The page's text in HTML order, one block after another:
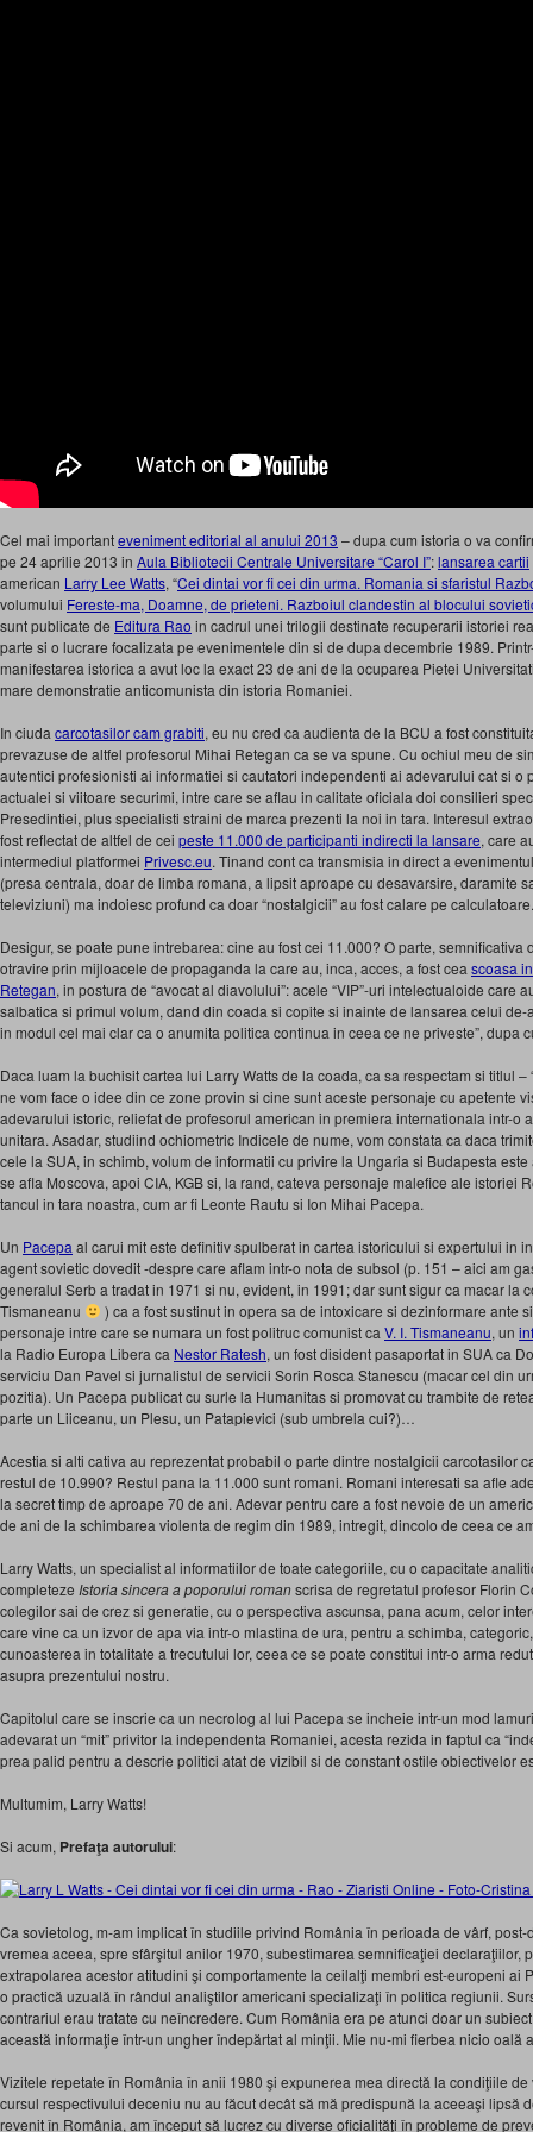
Cel mai importanteveniment editorial al anului 2013 – dupa cum istoria o va
pe 24 aprilie 2013 in Aula Bibliotecii Centrale Universitare “Carol I”:lansarea cartii
american Larry Lee Watts, “Cei dintai vor fi cei din urma. Romania si sfaristul
volumului Fereste-ma, Doamne, de prieteni. Razboiul clandestin al blocului
sunt publicate de Editura Rao in cadrul unei trilogii destinate recuperarii istoriei
parte si o lucrare focalizata pe evenimentele din si de dupa decembrie 1989.
manifestarea istorica a avut loc la exact 23 de ani de la ocuparea Pietei
mare demonstratie anticomunista din istoria Romaniei.
In ciuda carcotasilor cam grabiti, eu nu cred ca audienta de la BCU a fost
prevazuse de altfel profesorul Mihai Retegan ca se va spune. Cu ochiul meu de
autentici profesionisti ai informatiei si cautatori independenti ai adevarului cat si o
actualei si viitoare securimi, intre care se aflau in calitate oficiala doi consilieri
Presedintiei, plus specialisti straini de marca prezenti la noi in tara. Interesul
fost reflectat de altfel de cei peste 11.000 de participanti indirecti la lansare, care
intermediul platformei Privesc.eu. Tinand cont ca transmisia in direct a
(presa centrala, doar de limba romana, a lipsit aproape cu desavarsire, daramite
televiziuni) ma indoiesc profund ca doar “nostalgicii” au fost calare pe calculatoare.
Desigur, se poate pune intrebarea: cine au fost cei 11.000? O parte, semnificativa
otravire prin mijloacele de propaganda la care au, inca, acces, a fost cea scoasa
Retegan, in postura de “avocat al diavolului”: acele “VIP”-uri intelectualoide care
salbatica si primul volum, dand din coada si copite si inainte de lansarea celui de-
in modul cel mai clar ca o anumita politica continua in ceea ce ne priveste”, dupa
Daca luam la buchisit cartea lui Larry Watts de la coada, ca sa respectam si titlul –
ne vom face o idee din ce zone provin si cine sunt aceste personaje cu apetente
adevarului istoric, reliefat de profesorul american in premiera internationala intr-o
unitara. Asadar, studiind ochiometric Indicele de nume, vom constata ca daca
cele la SUA, in schimb, volum de informatii cu privire la Ungaria si Budapesta
se afla Moscova, apoi CIA, KGB si, la rand, cateva personaje malefice ale istoriei
tancul in tara noastra, cum ar fi Leonte Rautu si Ion Mihai Pacepa.
Un Pacepa al carui mit este definitiv spulberat in cartea istoricului si expertului in
agent sovietic dovedit -despre care aflam intr-o nota de subsol (p. 151 – aici am
generalul Serb a tradat in 1971 si nu, evident, in 1991; dar sunt sigur ca macar la
Tismaneanu
) ca a fost sustinut in opera sa de intoxicare si dezinformare ante
personaje intre care se numara un fost politruc comunist ca V. I. Tismaneanu, un
la Radio Europa Libera ca Nestor Ratesh, un fost disident pasaportat in SUA ca
serviciu Dan Pavel si jurnalistul de servicii Sorin Rosca Stanescu (macar cel din
pozitia). Un Pacepa publicat cu surle la Humanitas si promovat cu trambite de
parte un Liiceanu, un Plesu, un Patapievici (sub umbrela cui?)…
Acestia si alti cativa au reprezentat probabil o parte dintre nostalgicii carcotasilor
restul de 10.990? Restul pana la 11.000 sunt romani. Romani interesati sa afle
la secret timp de aproape 70 de ani. Adevar pentru care a fost nevoie de un
de ani de la schimbarea violenta de regim din 1989, intregit, dincolo de ceea ce
Larry Watts, un specialist al informatiilor de toate categoriile, cu o capacitate
completeze Istoria sincera a poporului romanscrisa de regretatul profesor Florin
colegilor sai de crez si generatie, cu o perspectiva ascunsa, pana acum, celor
care vine ca un izvor de apa via intr-o mlastina de ura, pentru a schimba,
cunoasterea in totalitate a trecutului lor, ceea ce se poate constitui intr-o arma
asupra prezentului nostru.
Capitolul care se inscrie ca un necrolog al lui Pacepa se incheie intr-un mod
adevarat un “mit” privitor la independenta Romaniei, acesta rezida in faptul ca
prea palid pentru a descrie politici atat de vizibil si de constant ostile obiectivelor
Multumim, Larry Watts!
Si acum, Prefaţa autorului:
Ca sovietolog, m-am implicat în studiile privind România în perioada de vârf,
vremea aceea, spre sfârşitul anilor 1970, subestimarea semnificaţiei declaraţiilor,
extrapolarea acestor atitudini şi comportamente la ceilalţi membri est-europeni ai
o practică uzuală în rândul analiştilor americani specializaţi în politica regiunii.
contrariul erau tratate cu neîncredere. Cum România era pe atunci doar un
această informaţie într-un ungher îndepărtat al minţii. Mie nu-mi fierbea nicio oală
Vizitele repetate în România în anii 1980 şi expunerea mea directă la condiţiile
cursul respectivului deceniu nu au făcut decât să mă predispună la aceeaşi lipsă
revenit în România, am început să lucrez cu diverse oficialităţi în probleme de